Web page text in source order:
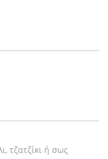
τζατζίκι ή σως